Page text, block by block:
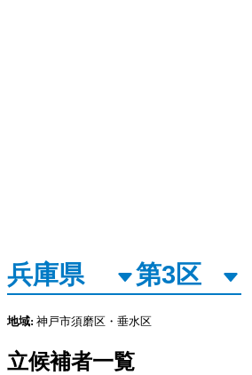
地域: 神戸市須磨区・垂水区
立候補者一覧